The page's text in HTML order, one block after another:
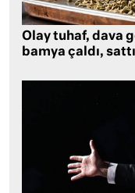
Olay tuhaf, dava
bamya çaldı,